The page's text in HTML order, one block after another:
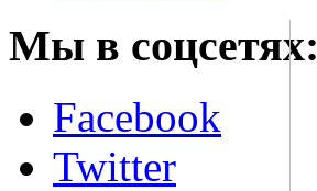
Мы в соцсетях:
Facebook
Twitter